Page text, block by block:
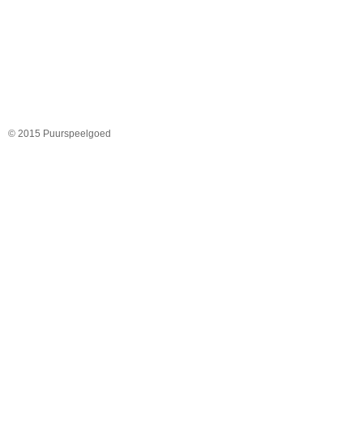
© 2015 Puurspeelgoed